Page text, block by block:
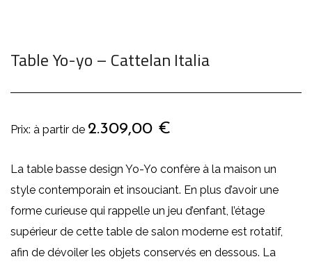
Table Yo-yo – Cattelan Italia
2.309,00 €
La table basse design Yo-Yo confère à la maison un
style contemporain et insouciant. En plus d’avoir une
forme curieuse qui rappelle un jeu d’enfant, l’étage
supérieur de cette table de salon moderne est rotatif,
afin de dévoiler les objets conservés en dessous. La